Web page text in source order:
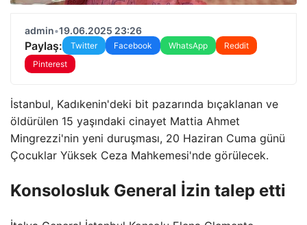
admin•19.06.2025 23:26
Paylaş: Twitter Facebook WhatsApp
Reddit
Pinterest
İstanbul, Kadıkenin'deki bit pazarında bıçaklanan ve
öldürülen 15 yaşındaki cinayet Mattia Ahmet
Mingrezzi'nin yeni duruşması, 20 Haziran Cuma günü
Çocuklar Yüksek Ceza Mahkemesi'nde görülecek.
Konsolosluk General İzin talep etti